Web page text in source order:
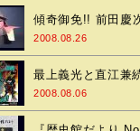
傾奇御免!! 前田慶
2008.08.26
最上義光と直江兼
2008.08.06